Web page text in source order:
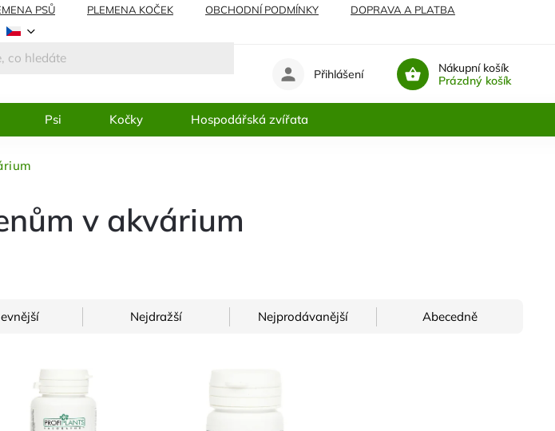
PSŮ PLEMENA KOČEK OBCHODNÍ PODMÍNKY
DOPRAVA A PLATBA
Nákupní košík
Prázdný košík
Přihlášení
Psi Kočky Hospodářská zvířata
v akvárium
Nejdražší Nejprodávanější Abecedně